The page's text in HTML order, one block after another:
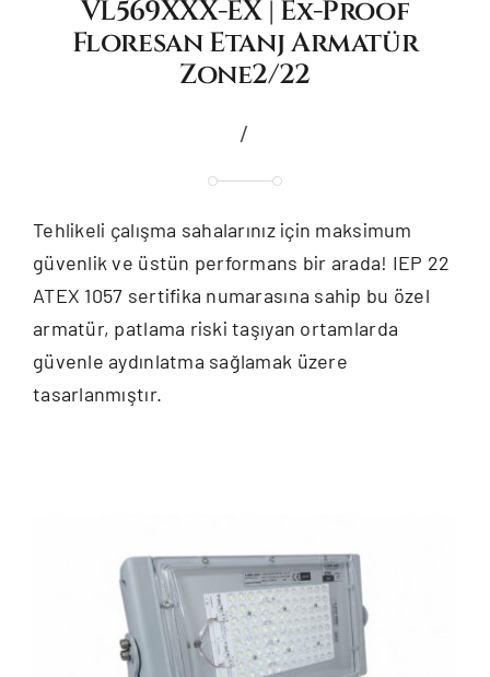
VL569XXX-EX | Ex-Proof
Floresan Etanj Armatür
Zone2/22
/
Tehlikeli çalışma sahalarınız için maksimum
güvenlik ve üstün performans bir arada! IEP 22
ATEX 1057 sertifika numarasına sahip bu özel
armatür, patlama riski taşıyan ortamlarda
güvenle aydınlatma sağlamak üzere
tasarlanmıştır.